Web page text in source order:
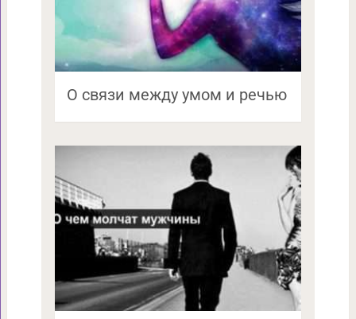
О связи между умом и речью